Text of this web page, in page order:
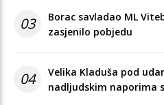
03
Borac savladao ML
zasjenilo pobjedu
04
Velika Kladuša pod
nadljudskim naporima